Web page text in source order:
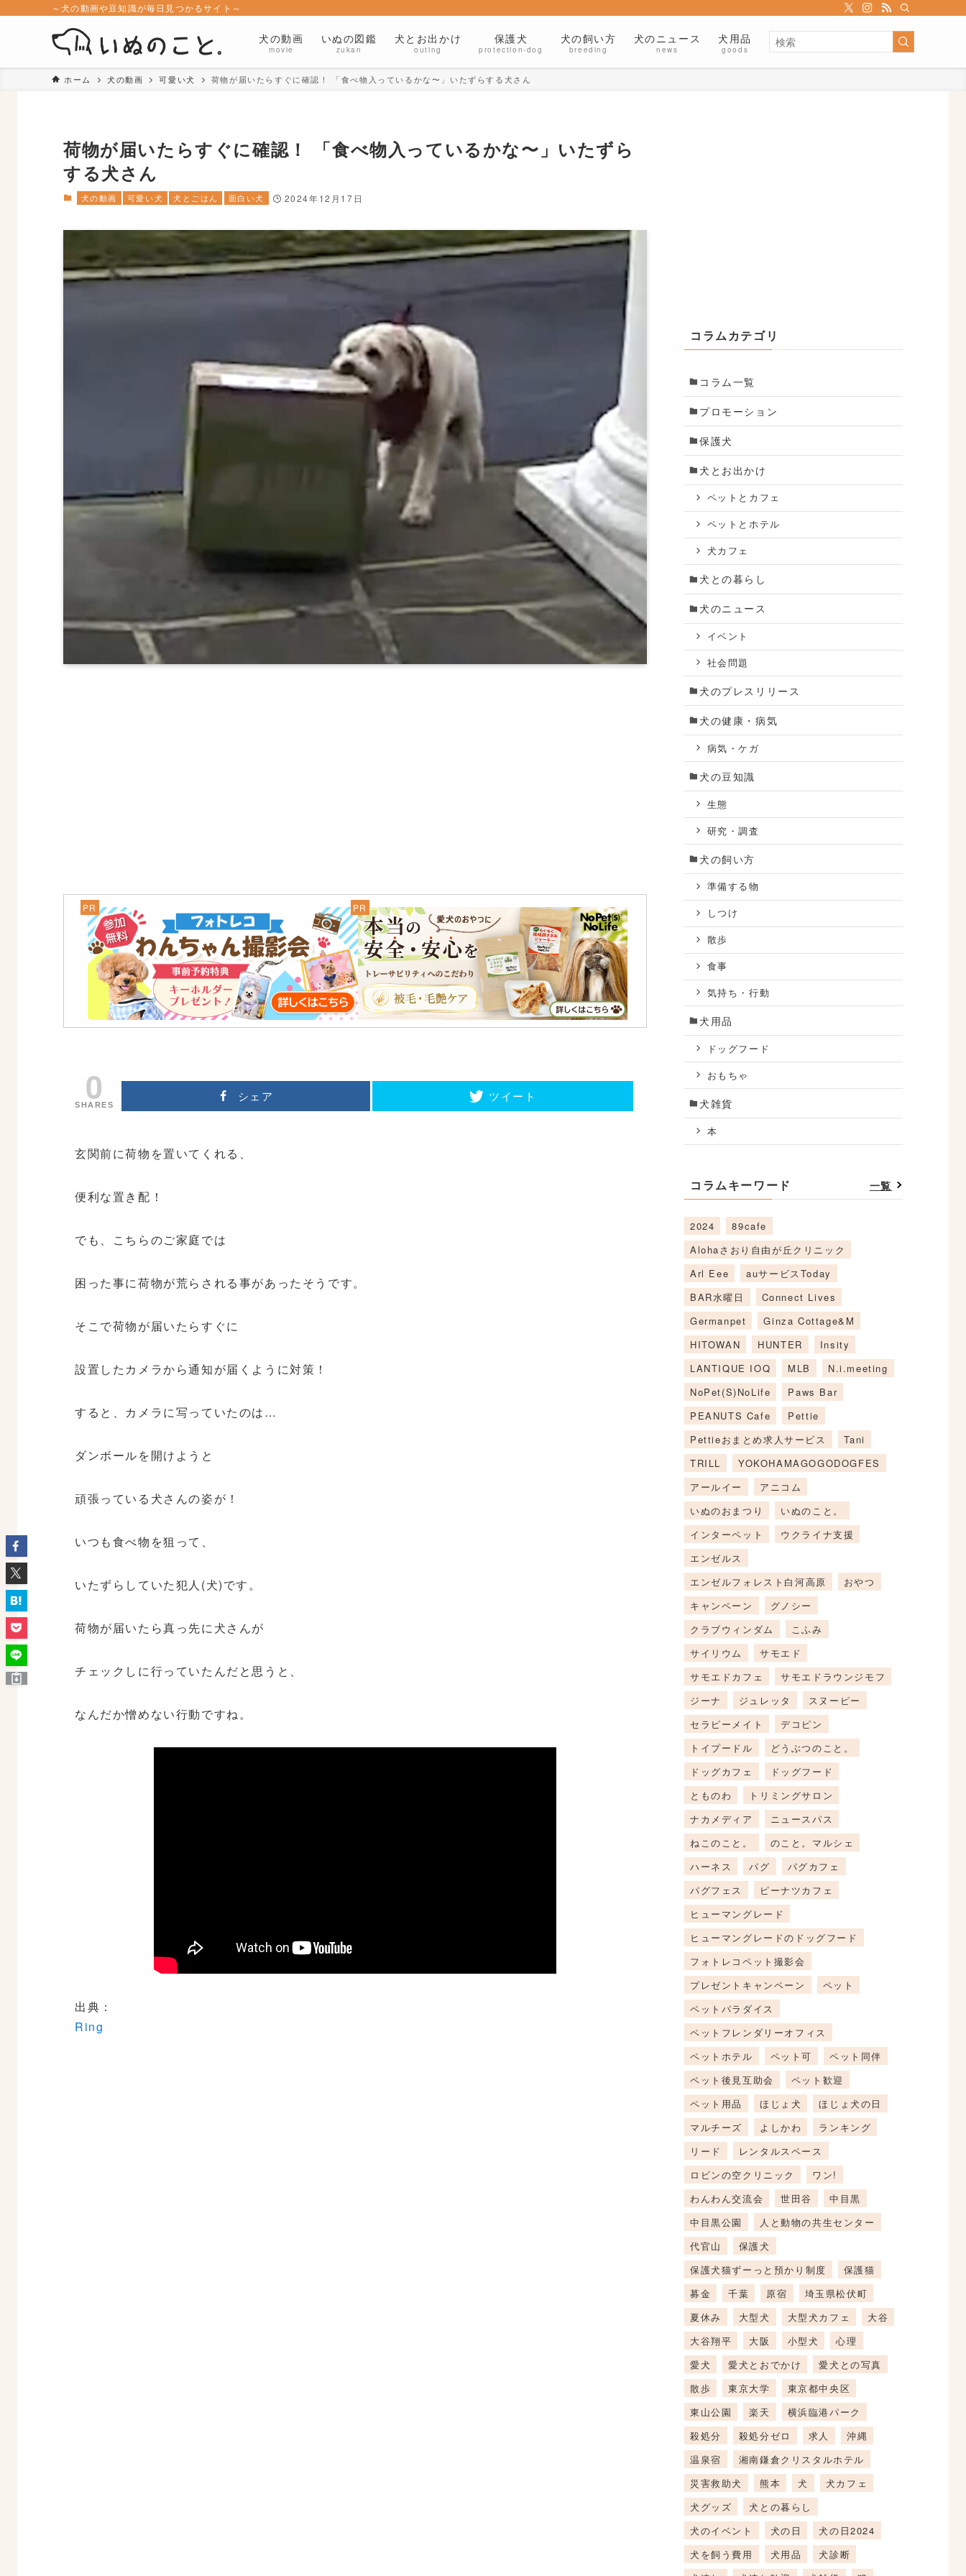
～犬の動画や豆知識が毎日見つかるサイト～
犬の動画
movie
いぬの図鑑
zukan
犬とお出かけ
outing
保護犬
protection-dog
犬の飼い方
breeding
犬のニュース
news
犬用品
goods
ホーム 犬の動画 可愛い犬 荷物が届いたらすぐに確認！ 「食べ物入っているかな〜」いたずらする犬さん
荷物が届いたらすぐに確認！ 「食べ物入っているかな〜」いたずら
する犬さん
犬の動画 可愛い犬 犬とごはん 面白い犬 2024年12月17日
0
SHARES
シェア ツイート
玄関前に荷物を置いてくれる、
便利な置き配！
でも、こちらのご家庭では
困った事に荷物が荒らされる事があったそうです。
そこで荷物が届いたらすぐに
設置したカメラから通知が届くように対策！
すると、カメラに写っていたのは…
ダンボールを開けようと
頑張っている犬さんの姿が！
いつも食べ物を狙って、
いたずらしていた犯人(犬)です。
荷物が届いたら真っ先に犬さんが
チェックしに行っていたんだと思うと、
なんだか憎めない行動ですね。
出典：
Ring
コラムカテゴリ
コラム一覧
プロモーション
保護犬
犬とお出かけ
ペットとカフェ
ペットとホテル
犬カフェ
犬との暮らし
犬のニュース
イベント
社会問題
犬のプレスリリース
犬の健康・病気
病気・ケガ
犬の豆知識
生態
研究・調査
犬の飼い方
準備する物
しつけ
散歩
食事
気持ち・行動
犬用品
ドッグフード
おもちゃ
犬雑貨
本
コラムキーワード 一覧
2024
89cafe
Alohaさおり自由が丘クリニック
Arl Eee
auサービスToday
BAR水曜日
Connect Lives
Germanpet
Ginza Cottage&M
HITOWAN
HUNTER
Insity
LANTIQUE IOQ
MLB
N.i.meeting
NoPet(S)NoLife
Paws Bar
PEANUTS Cafe
Pettie
Pettieおまとめ求人サービス
Tani
TRILL
YOKOHAMAGOGODOGFES
アールイー
アニコム
いぬのおまつり
いぬのこと。
インターペット
ウクライナ支援
エンゼルス
エンゼルフォレスト白河高原
おやつ
キャンペーン
グノシー
クラブウィンダム
こふみ
サイリウム
サモエド
サモエドカフェ
サモエドラウンジモフ
ジーナ
ジュレッタ
スヌーピー
セラピーメイト
デコピン
トイプードル
どうぶつのこと。
ドッグカフェ
ドッグフード
とものわ
トリミングサロン
ナカメディア
ニュースパス
ねこのこと。
のこと。マルシェ
ハーネス
パグ
パグカフェ
パグフェス
ピーナツカフェ
ヒューマングレード
ヒューマングレードのドッグフード
フォトレコペット撮影会
プレゼントキャンペーン
ペット
ペットパラダイス
ペットフレンダリーオフィス
ペットホテル
ペット可
ペット同伴
ペット後見互助会
ペット歓迎
ペット用品
ほじょ犬
ほじょ犬の日
マルチーズ
よしかわ
ランキング
リード
レンタルスペース
ロビンの空クリニック
ワン!
わんわん交流会
世田谷
中目黒
中目黒公園
人と動物の共生センター
代官山
保護犬
保護犬猫ずーっと預かり制度
保護猫
募金
千葉 原宿
埼玉県松伏町
夏休み
大型犬 大型犬カフェ
大谷
大谷翔平
大阪 小型犬
心理
愛犬
愛犬とおでかけ
愛犬との写真
散歩
東京大学
東京都中央区
東山公園
楽天
横浜臨港パーク
殺処分
殺処分ゼロ 求人
沖縄
温泉宿
湘南鎌倉クリスタルホテル
災害救助犬
熊本 犬
犬カフェ
犬グッズ
犬との暮らし
犬のイベント
犬の日
犬の日2024
犬を飼う費用
犬用品
犬診断